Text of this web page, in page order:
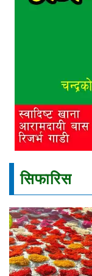
सिफारिस